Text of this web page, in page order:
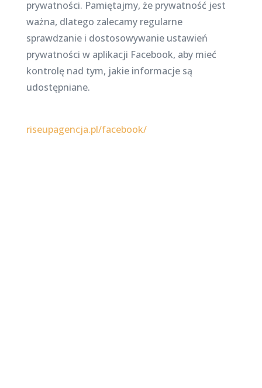
prywatności. Pamiętajmy, że prywatność jest
ważna, dlatego zalecamy regularne
sprawdzanie i dostosowywanie ustawień
prywatności w aplikacji Facebook, aby mieć
kontrolę nad tym, jakie informacje są
udostępniane.
riseupagencja.pl/facebook/